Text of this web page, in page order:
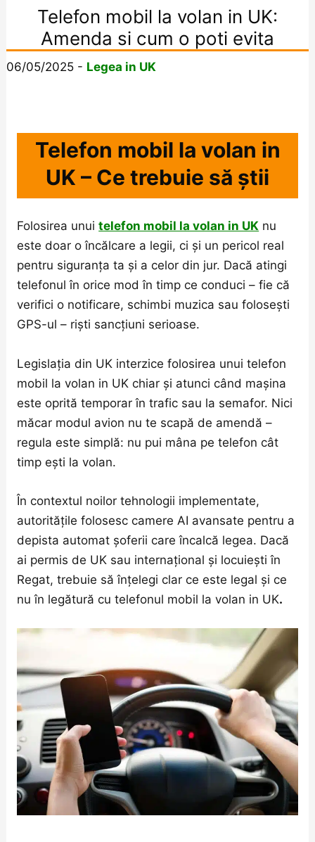
Telefon mobil la volan in UK:
Amenda si cum o poti evita
06/05/2025 - Legea in UK
Telefon mobil la volan in
UK – Ce trebuie să știi
Folosirea unuitelefon mobil la volan in UK nu
este doar o încălcare a legii, ci și un pericol real
pentru siguranța ta și a celor din jur. Dacă atingi
telefonul în orice mod în timp ce conduci – fie că
verifici o notificare, schimbi muzica sau folosești
GPS-ul – riști sancțiuni serioase.
Legislația din UK interzice folosirea unui telefon
mobil la volan in UK chiar și atunci când mașina
este oprită temporar în trafic sau la semafor. Nici
măcar modul avion nu te scapă de amendă –
regula este simplă: nu pui mâna pe telefon cât
timp ești la volan.
În contextul noilor tehnologii implementate,
autoritățile folosesc camere AI avansate pentru a
depista automat șoferii care încalcă legea. Dacă
ai permis de UK sau internațional și locuiești în
Regat, trebuie să înțelegi clar ce este legal și ce
nu în legătură cu telefonul mobil la volan in UK.